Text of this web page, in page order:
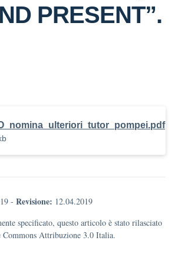
PRESENT”.
- Revisione: 12.04.2019
specificato, questo articolo è stato rilasciato
Commons Attribuzione 3.0 Italia.